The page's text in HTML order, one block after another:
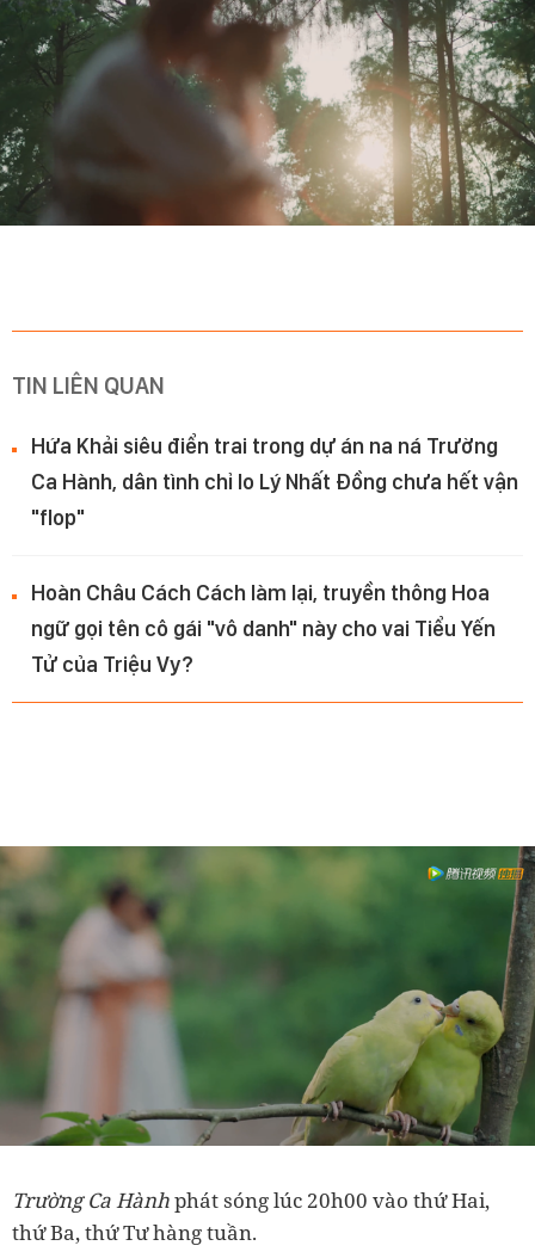
TIN LIÊN QUAN
Hứa Khải siêu điển trai trong dự án na ná Trường
Ca Hành, dân tình chỉ lo Lý Nhất Đồng chưa hết vận
"flop"
Hoàn Châu Cách Cách làm lại, truyền thông Hoa
ngữ gọi tên cô gái "vô danh" này cho vai Tiểu Yến
Tử của Triệu Vy?
Trường Ca Hànhphát sóng lúc 20h00 vào thứ Hai,
thứ Ba, thứ Tư hàng tuần.